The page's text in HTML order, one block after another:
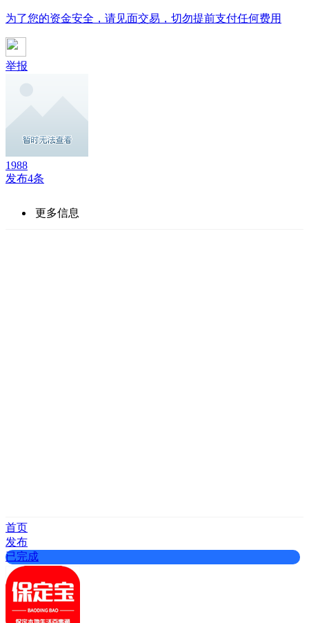
为了您的资金安全，请见面交易，切勿提前支付任何费用
举报
1988
发布4条
更多信息
首页
发布
已完成